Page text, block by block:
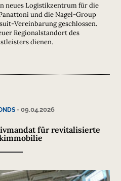
neues Logistikzentrum für die
und die Nagel-Group
Vereinbarung geschlossen.
Regionalstandort des
dienen.
- 09.04.2026
für revitalisierte